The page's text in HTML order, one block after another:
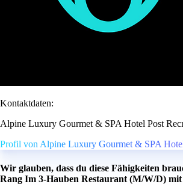
Kontaktdaten:
Alpine Luxury Gourmet & SPA Hotel Post
Profil von Alpine Luxury Gourmet & SPA
Wir glauben, dass du diese Fähigkeiten
Rang Im 3-Hauben Restaurant (M/W/D)